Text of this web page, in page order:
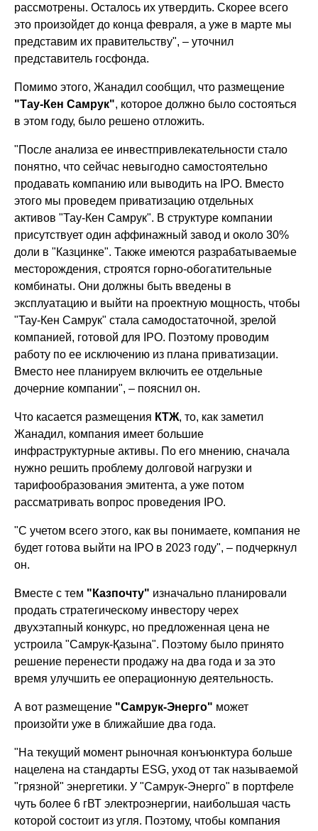
рассмотрены. Осталось их утвердить. Скорее всего
это произойдет до конца февраля, а уже в марте мы
представим их правительству", – уточнил
представитель госфонда.
Помимо этого, Жанадил сообщил, что размещение
"Тау-Кен Самрук", которое должно было состояться
в этом году, было решено отложить.
"После анализа ее инвестпривлекательности стало
понятно, что сейчас невыгодно самостоятельно
продавать компанию или выводить на IPO. Вместо
этого мы проведем приватизацию отдельных
активов "Тау-Кен Самрук". В структуре компании
присутствует один аффинажный завод и около 30%
доли в "Казцинке". Также имеются разрабатываемые
месторождения, строятся горно-обогатительные
комбинаты. Они должны быть введены в
эксплуатацию и выйти на проектную мощность, чтобы
"Тау-Кен Самрук" стала самодостаточной, зрелой
компанией, готовой для IPO. Поэтому проводим
работу по ее исключению из плана приватизации.
Вместо нее планируем включить ее отдельные
дочерние компании", – пояснил он.
Что касается размещения КТЖ, то, как заметил
Жанадил, компания имеет большие
инфраструктурные активы. По его мнению, сначала
нужно решить проблему долговой нагрузки и
тарифообразования эмитента, а уже потом
рассматривать вопрос проведения IPO.
"С учетом всего этого, как вы понимаете, компания не
будет готова выйти на IPO в 2023 году", – подчеркнул
он.
Вместе с тем "Казпочту" изначально планировали
продать стратегическому инвестору черех
двухэтапный конкурс, но предложенная цена не
устроила "Самрук-Қазына". Поэтому было принято
решение перенести продажу на два года и за это
время улучшить ее операционную деятельность.
А вот размещение "Самрук-Энерго" может
произойти уже в ближайшие два года.
"На текущий момент рыночная конъюнктура больше
нацелена на стандарты ESG, уход от так называемой
"грязной" энергетики. У "Самрук-Энерго" в портфеле
чуть более 6 гВТ электроэнергии, наибольшая часть
которой состоит из угля. Поэтому, чтобы компания